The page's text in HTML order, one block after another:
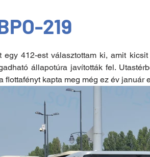
219
egy 412-est választottam ki, amit
állapotúra javították fel.
kapta meg még ez év január